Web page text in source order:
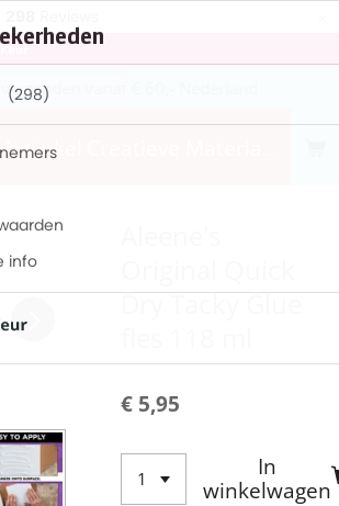
vanaf € 60,- Nederland
Dry Tacky Glue
€ 5,95
In
winkelwagen